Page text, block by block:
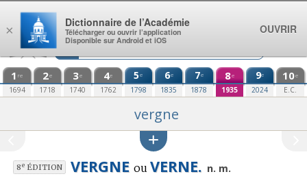
Aller au contenu
1 re
1694
2e
1718
3e
1740
4e
1762
5e
1798
6e
1835
7e
1878
8e
1935
9e
2024
10e
E.C.
vergne
8eÉDITION VERGNE ouVERNE. n. m.
×
Dictionnaire de l’Académie
Télécharger ou ouvrir l’application
Disponible sur Android et iOS
OUVRIR